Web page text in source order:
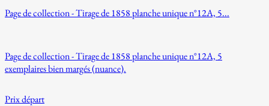
Page de collection - Tirage de 1858 planche unique n°12A, 5...
Page de collection - Tirage de 1858 planche unique n°12A, 5
exemplaires bien margés (nuance).
Prix départ